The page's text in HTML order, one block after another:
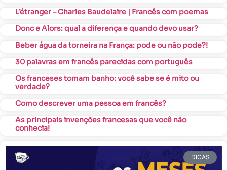
L’étranger – Charles Baudelaire | Francês com poemas
Donc e Alors: qual a diferença e quando devo usar?
Beber água da torneira na França: pode ou não pode?!
30 palavras em francês parecidas com português
Os franceses tomam banho: você sabe se é mito ou
verdade?
Como descrever uma pessoa em francês?
As principais invenções francesas que você não
conhecia!
DICAS